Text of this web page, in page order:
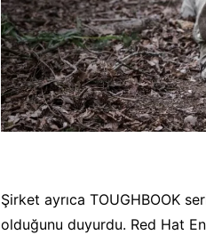
Şirket ayrıca TOUGHBOOK
olduğunu duyurdu. Red Hat